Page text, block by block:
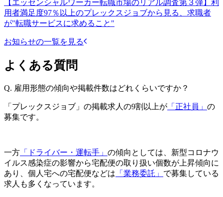
【エッセンシャルワーカー転職市場のリアル調査第３弾】利
用者満足度97％以上のプレックスジョブから見る、求職者
が"転職サービスに求めること"
お知らせの一覧を見る
よくある質問
Q. 雇用形態の傾向や掲載件数はどれくらいですか？
「プレックスジョブ」の掲載求人の9割以上が 「正社員」 の
募集です。
一方 「ドライバー・運転手」 の傾向としては、新型コロナウ
イルス感染症の影響から宅配便の取り扱い個数が上昇傾向に
あり、個人宅への宅配便などは 「業務委託」 で募集している
求人も多くなっています。